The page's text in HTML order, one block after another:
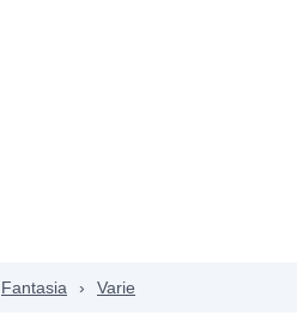
Fantasia › Varie